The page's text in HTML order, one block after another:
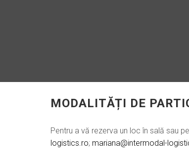
MODALITĂȚI DE
Pentru a vă rezerva un loc în sală sau
logistics.ro; mariana@intermodal-